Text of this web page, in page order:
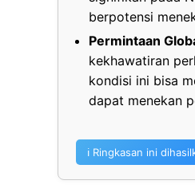
berpotensi
Permintaan
kekhawatiran
kondisi ini bisa
dapat menekan
ℹ️ Ringkasan ini